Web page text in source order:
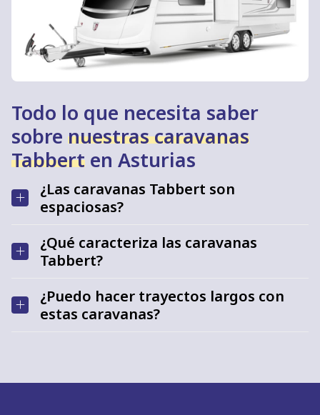
Todo lo que necesita saber
sobre nuestras caravanas
Tabbert en Asturias
¿Las caravanas Tabbert son
espaciosas?
¿Qué caracteriza las caravanas
Tabbert?
¿Puedo hacer trayectos largos con
estas caravanas?